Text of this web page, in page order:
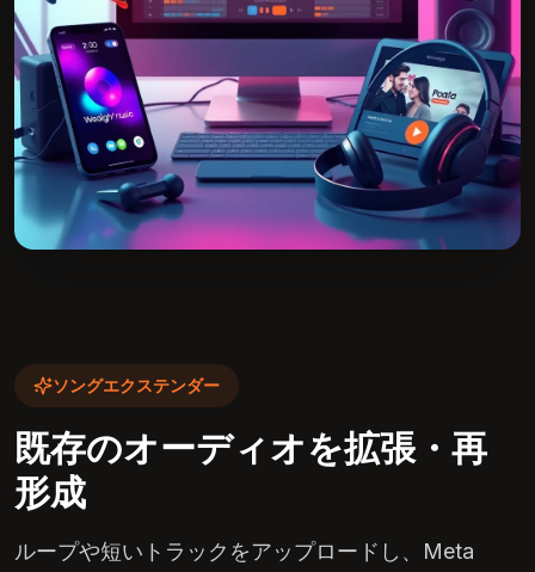
ソングエクステンダー
既存のオーディオを拡張・再
形成
ループや短いトラックをアップロードし、Meta